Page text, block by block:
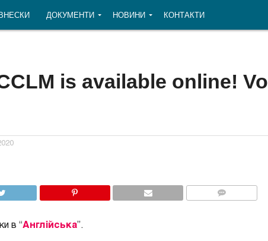
ДОКУМЕНТИ НОВИНИ КОНТАКТИ
is available online! Vol
в “Англійська”.